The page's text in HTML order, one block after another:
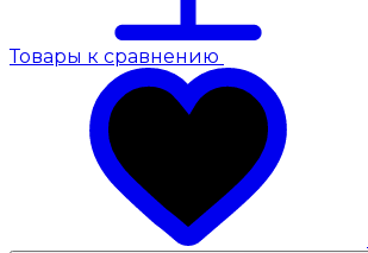
Товары к сравнению